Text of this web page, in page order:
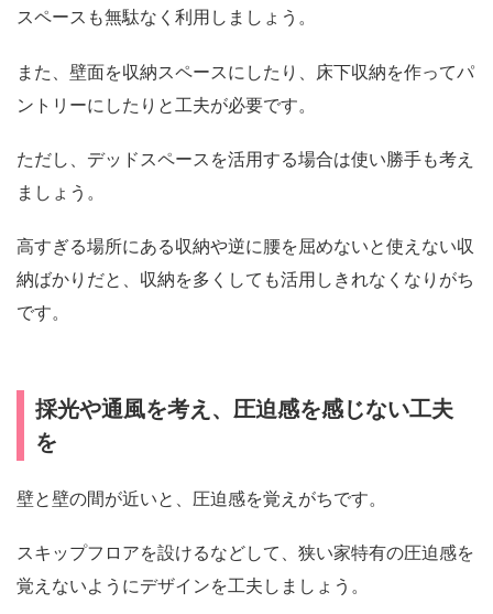
スペースも無駄なく利用しましょう。
また、壁面を収納スペースにしたり、床下収納を作ってパ
ントリーにしたりと工夫が必要です。
ただし、デッドスペースを活用する場合は使い勝手も考え
ましょう。
高すぎる場所にある収納や逆に腰を屈めないと使えない収
納ばかりだと、収納を多くしても活用しきれなくなりがち
です。
採光や通風を考え、圧迫感を感じない工夫
を
壁と壁の間が近いと、圧迫感を覚えがちです。
スキップフロアを設けるなどして、狭い家特有の圧迫感を
覚えないようにデザインを工夫しましょう。